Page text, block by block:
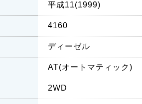
平成11(1999)
4160
ディーゼル
AT(オートマティック)
2WD